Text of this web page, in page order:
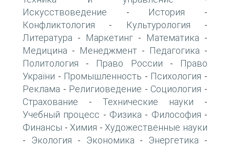
Искусствоведение - История -
Конфликтология - Культурология -
Литература - Маркетинг - Математика -
Медицина - Менеджмент - Педагогика -
Политология - Право России -
Право
України - Промышленность - Психология -
Реклама - Религиоведение - Социология -
Страхование - Технические науки -
Учебный процесс - Физика - Философия -
Финансы - Химия - Художественные науки
- Экология - Экономика - Энергетика -